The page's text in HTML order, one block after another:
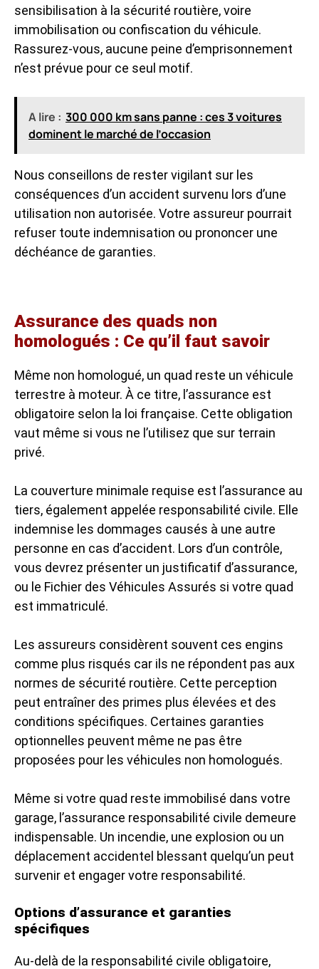
sensibilisation à la sécurité routière, voire
immobilisation ou confiscation du véhicule.
Rassurez-vous, aucune peine d’emprisonnement
n’est prévue pour ce seul motif.
A lire : 300 000 km sans panne : ces 3 voitures
dominent le marché de l’occasion
Nous conseillons de rester vigilant sur les
conséquences d’un accident survenu lors d’une
utilisation non autorisée. Votre assureur pourrait
refuser toute indemnisation ou prononcer une
déchéance de garanties.
Assurance des quads non
homologués : Ce qu’il faut savoir
Même non homologué, un quad reste un véhicule
terrestre à moteur. À ce titre, l’assurance est
obligatoire selon la loi française. Cette obligation
vaut même si vous ne l’utilisez que sur terrain
privé.
La couverture minimale requise est l’assurance au
tiers, également appelée responsabilité civile. Elle
indemnise les dommages causés à une autre
personne en cas d’accident. Lors d’un contrôle,
vous devrez présenter un justificatif d’assurance,
ou le Fichier des Véhicules Assurés si votre quad
est immatriculé.
Les assureurs considèrent souvent ces engins
comme plus risqués car ils ne répondent pas aux
normes de sécurité routière. Cette perception
peut entraîner des primes plus élevées et des
conditions spécifiques. Certaines garanties
optionnelles peuvent même ne pas être
proposées pour les véhicules non homologués.
Même si votre quad reste immobilisé dans votre
garage, l’assurance responsabilité civile demeure
indispensable. Un incendie, une explosion ou un
déplacement accidentel blessant quelqu’un peut
survenir et engager votre responsabilité.
Options d’assurance et garanties
spécifiques
Au-delà de la responsabilité civile obligatoire,